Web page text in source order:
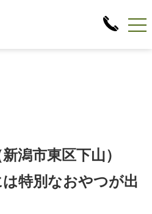
潟市東区下山）
特別なおやつが出